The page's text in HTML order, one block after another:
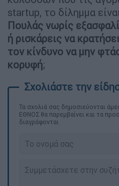
startup, το δίλημμα
Πουλάς νωρίς
ή ρισκάρεις να
τον κίνδυνο να μην
κορυφή;
Τα σχολιά σας δημοσιεύονται
ΕΘΝΟΣ θα παρεμβαίνει και τα
διαγράφονται